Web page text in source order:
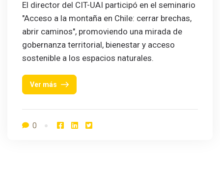
El director del CIT-UAI participó en el seminario
"Acceso a la montaña en Chile: cerrar brechas,
abrir caminos", promoviendo una mirada de
gobernanza territorial, bienestar y acceso
sostenible a los espacios naturales.
Ver más
0